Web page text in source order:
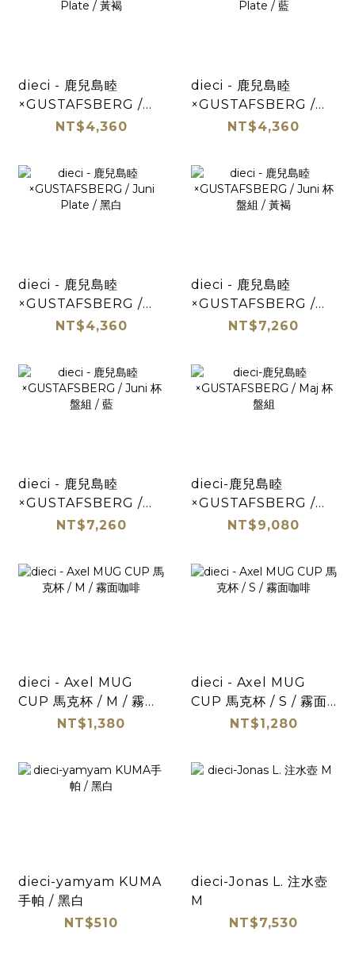
dieci - 鹿兒島睦
×GUSTAFSBERG /
Juni Plate / 黃褐
NT$4,360
dieci - 鹿兒島睦
×GUSTAFSBERG /
Juni Plate / 藍
NT$4,360
dieci - 鹿兒島睦
×GUSTAFSBERG /
Juni Plate / 黑白
NT$4,360
dieci - 鹿兒島睦
×GUSTAFSBERG /
Juni 杯盤組 / 黃褐
NT$7,260
dieci - 鹿兒島睦
×GUSTAFSBERG /
Juni 杯盤組 / 藍
NT$7,260
dieci-鹿兒島睦
×GUSTAFSBERG /
Maj 杯盤組NT$9,080
dieci - Axel MUG
CUP 馬克杯 / M / 霧面
NT$1,380
dieci - Axel MUG
CUP 馬克杯 / S / 霧面
NT$1,280
dieci-yamyam KUMA
手帕 / 黑白
NT$510
dieci-Jonas L. 注水壺
M
NT$7,530